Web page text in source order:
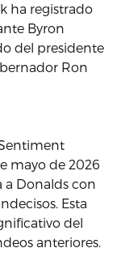
ha registrado
Byron
del presidente
Ron
mayo de 2026
a Donalds con
Esta
del
anteriores.